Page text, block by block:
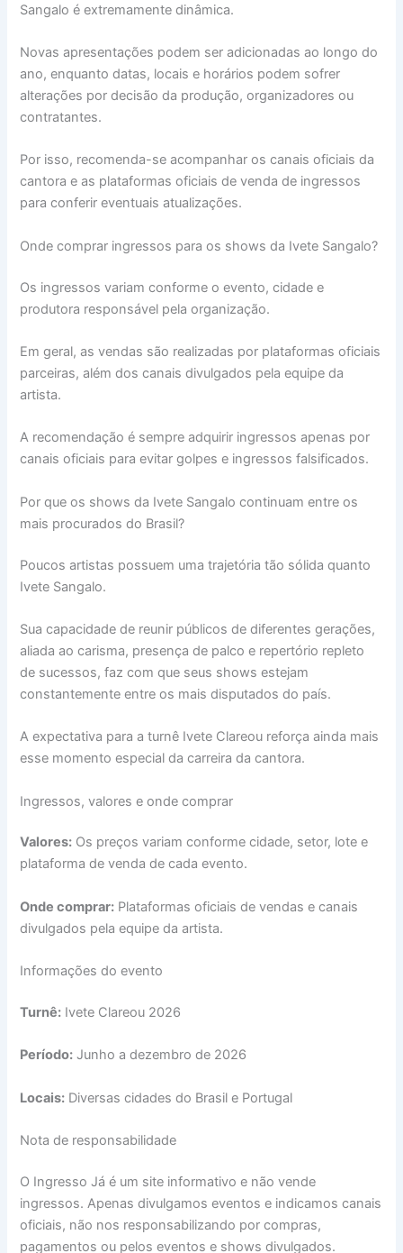
Sangalo é extremamente dinâmica.
Novas apresentações podem ser adicionadas ao longo do
ano, enquanto datas, locais e horários podem sofrer
alterações por decisão da produção, organizadores ou
contratantes.
Por isso, recomenda-se acompanhar os canais oficiais da
cantora e as plataformas oficiais de venda de ingressos
para conferir eventuais atualizações.
Onde comprar ingressos para os shows da Ivete Sangalo?
Os ingressos variam conforme o evento, cidade e
produtora responsável pela organização.
Em geral, as vendas são realizadas por plataformas oficiais
parceiras, além dos canais divulgados pela equipe da
artista.
A recomendação é sempre adquirir ingressos apenas por
canais oficiais para evitar golpes e ingressos falsificados.
Por que os shows da Ivete Sangalo continuam entre os
mais procurados do Brasil?
Poucos artistas possuem uma trajetória tão sólida quanto
Ivete Sangalo.
Sua capacidade de reunir públicos de diferentes gerações,
aliada ao carisma, presença de palco e repertório repleto
de sucessos, faz com que seus shows estejam
constantemente entre os mais disputados do país.
A expectativa para a turnê Ivete Clareou reforça ainda mais
esse momento especial da carreira da cantora.
Ingressos, valores e onde comprar
Valores: Os preços variam conforme cidade, setor, lote e
plataforma de venda de cada evento.
Onde comprar: Plataformas oficiais de vendas e canais
divulgados pela equipe da artista.
Informações do evento
Turnê: Ivete Clareou 2026
Período: Junho a dezembro de 2026
Locais: Diversas cidades do Brasil e Portugal
Nota de responsabilidade
O Ingresso Já é um site informativo e não vende
ingressos. Apenas divulgamos eventos e indicamos canais
oficiais, não nos responsabilizando por compras,
pagamentos ou pelos eventos e shows divulgados.